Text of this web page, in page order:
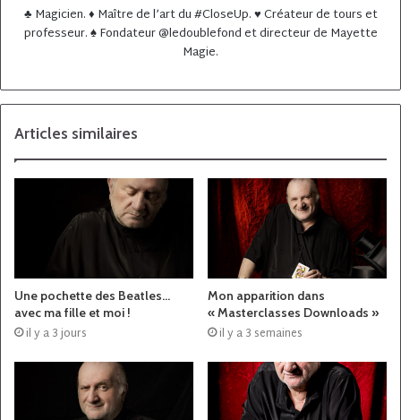
♣️ Magicien. ♦️ Maître de l’art du #CloseUp. ♥️ Créateur de tours et
professeur. ♠️ Fondateur @ledoublefond et directeur de Mayette
Magie.
Articles similaires
Une pochette des Beatles…
avec ma fille et moi !
il y a 3 jours
Mon apparition dans
« Masterclasses Downloads »
il y a 3 semaines